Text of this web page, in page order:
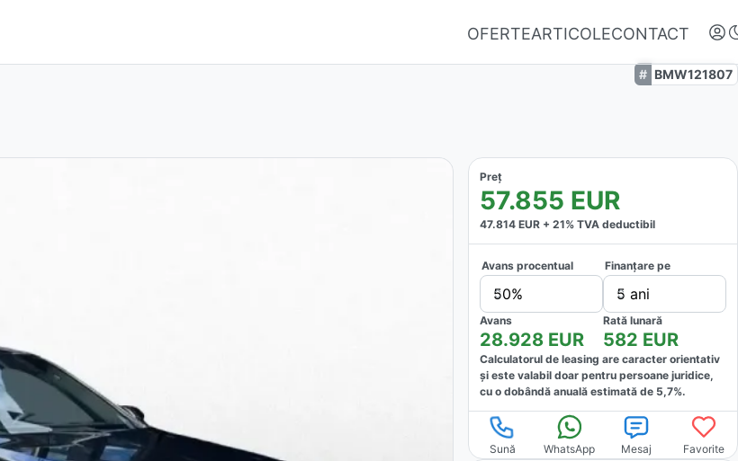
OFERTEARTICOLECONTACT
Autentifică-te
Nu ai oferte favorite
BMW121807
Preț
57.855 EUR
47.814 EUR + 21% TVA deductibil
Avans procentual
50%
Finanțare pe
5 ani
Avans
28.928 EUR
Rată lunară
582 EUR
Calculatorul de leasing are caracter orientativ
și este valabil doar pentru persoane juridice,
cu o dobândă anuală estimată de 5,7%.
Sună WhatsApp Mesaj Favorite